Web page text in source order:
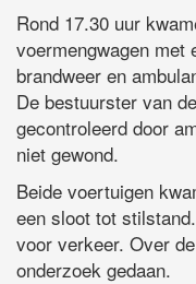
Rond 17.30 uur
voermengwagen met
brandweer en
De bestuurster van
gecontroleerd door
niet gewond.
Beide voertuigen
een sloot tot
voor verkeer. Over
onderzoek gedaan.